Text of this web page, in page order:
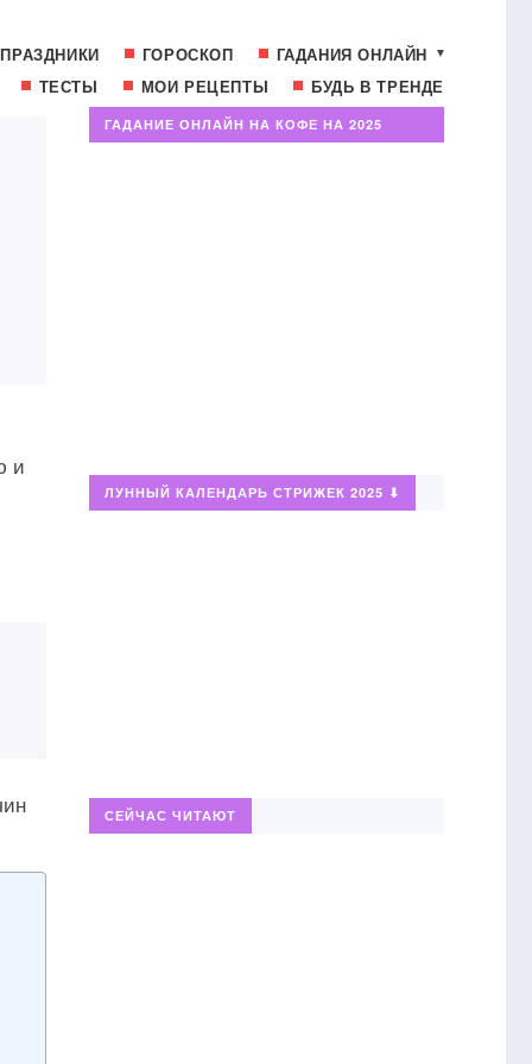
ПРАЗДНИКИ ГОРОСКОП
ГАДАНИЯ ОНЛАЙН
ТЕСТЫ
МОИ РЕЦЕПТЫ БУДЬ В ТРЕНДЕ
и
ГАДАНИЕ ОНЛАЙН НА КОФЕ НА 2025
ЛУННЫЙ КАЛЕНДАРЬ СТРИЖЕК 2025 ⬇
СЕЙЧАС ЧИТАЮТ